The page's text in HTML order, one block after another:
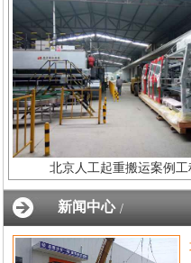
北京人工起重搬运案例工
新闻中心 /